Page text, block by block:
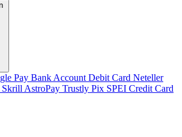
Pay Bank Account Debit Card Neteller
Skrill AstroPay Trustly Pix SPEI Credit Card